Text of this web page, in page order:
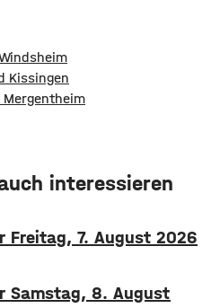
Kissingen
Mergentheim
interessieren
Freitag, 7. August 2026
Samstag, 8. August